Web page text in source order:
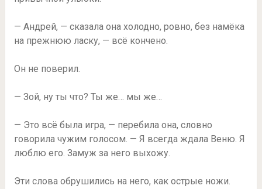
— Андрей, — сказала она холодно, ровно, без намёка
на прежнюю ласку, — всё кончено.
Он не поверил.
— Зой, ну ты что? Ты же… мы же…
— Это всё была игра, — перебила она, словно
говорила чужим голосом. — Я всегда ждала Веню. Я
люблю его. Замуж за него выхожу.
Эти слова обрушились на него, как острые ножи.